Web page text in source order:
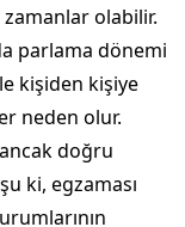
olabilir.
parlama dönemi
kişiden kişiye
neden olur.
doğru
ki, egzaması